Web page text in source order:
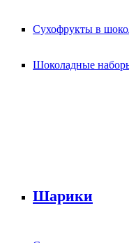
Сухофрукты в
Шоколадные
Шарики